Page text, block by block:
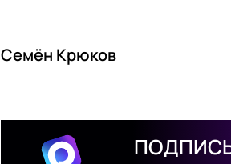
Семён Крюков